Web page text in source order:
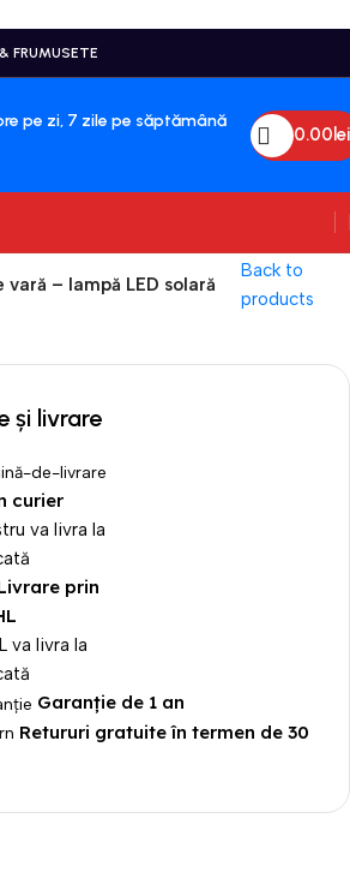
FRUMUSETE
pe zi, 7 zile pe săptămână
0.00 Lei
– lampă LED solară
Back to
products
și livrare
curier
va livra la
prin
va livra la
Garanție de 1 an
Retururi gratuite în termen de 30